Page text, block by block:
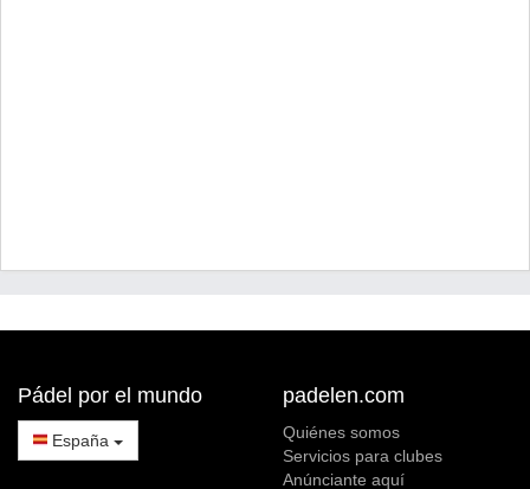
Pádel por el mundo
España
padelen.com
Quiénes somos
Servicios para clubes
Anúnciante aquí